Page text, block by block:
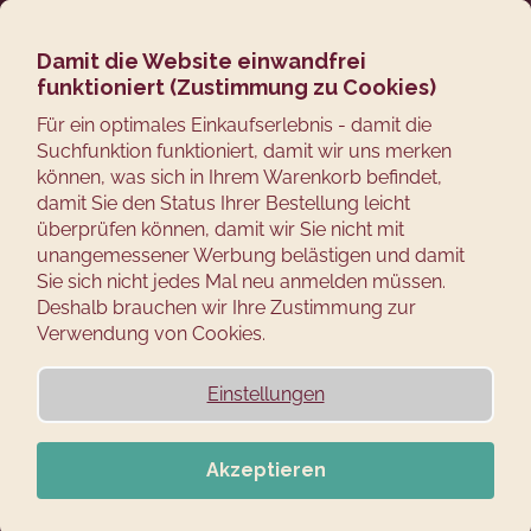
Damit die Website einwandfrei
funktioniert (Zustimmung zu Cookies)
Für ein optimales Einkaufserlebnis - damit die
Suchfunktion funktioniert, damit wir uns merken
können, was sich in Ihrem Warenkorb befindet,
damit Sie den Status Ihrer Bestellung leicht
überprüfen können, damit wir Sie nicht mit
unangemessener Werbung belästigen und damit
Sie sich nicht jedes Mal neu anmelden müssen.
Deshalb brauchen wir Ihre Zustimmung zur
Verwendung von Cookies.
Einstellungen
Akzeptieren
Zum
springenZurück
zum
W
a
u
c
h
e
n
S
?